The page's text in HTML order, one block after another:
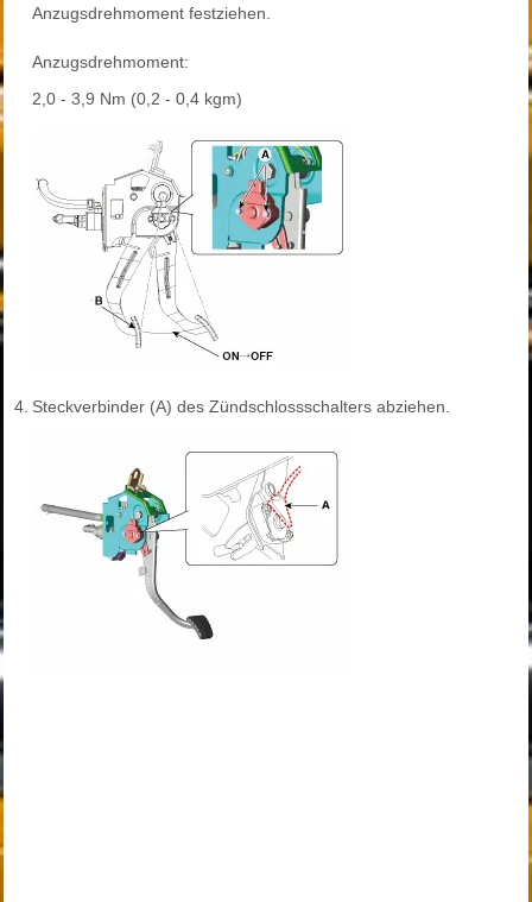
Anzugsdrehmoment festziehen.
Anzugsdrehmoment:
2,0 - 3,9 Nm (0,2 - 0,4 kgm)
4. Steckverbinder (A) des Zündschlossschalters abziehen.